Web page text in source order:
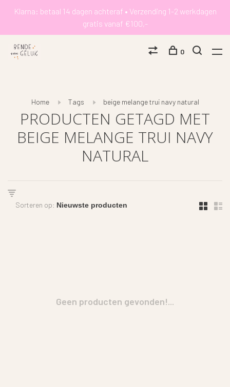
Klarna: betaal 14 dagen achteraf • Verzending 1-2 werkdagen
gratis vanaf €100,-
0
Home Tags beige melange trui navy natural
PRODUCTEN GETAGD MET
BEIGE MELANGE TRUI NAVY
NATURAL
Sorteren op:
Geen producten gevonden!...